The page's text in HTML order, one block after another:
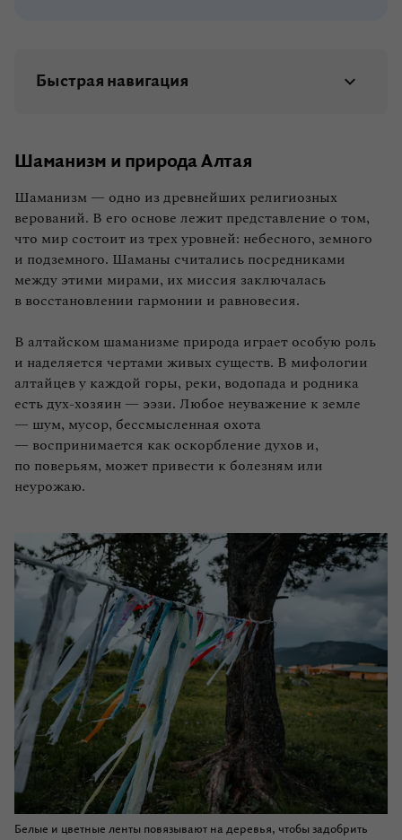
Быстрая навигация
Наследие древних цивилизаций Алтая
Самые загадочные места Алтая
Плато Укок: тайны курганов
Горные озера Алтая: легенды и предания
Каменные комплексы: Алтайский Стоунхендж
и другие загадочные сооружения
Алтайские петроглифы — первые
стенограммы человечества
Алтайские пещеры: древние жилища и места
Гора Белуха — «врата в Шамбалу»
Экспедиция Николая Рериха по Алтаю
Алтайские сувениры-обереги
Шаманизм и природа Алтая
Шаманизм — одно из древнейших религиозных
верований. В его основе лежит представление о том,
что мир состоит из трех уровней: небесного, земного
и подземного. Шаманы считались посредниками
между этими мирами, их миссия заключалась
в восстановлении гармонии и равновесия.
В алтайском шаманизме природа играет особую роль
и наделяется чертами живых существ. В мифологии
алтайцев у каждой горы, реки, водопада и родника
есть дух‑хозяин — ээзи. Любое неуважение к земле
— шум, мусор, бессмысленная охота
— воспринимается как оскорбление духов и,
по поверьям, может привести к болезням или
неурожаю.
Белые и цветные ленты повязывают на деревья, чтобы задобрить